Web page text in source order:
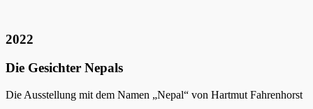
2022
Die Gesichter Nepals
Die Ausstellung mit dem Namen „Nepal“ von Hartmut Fahrenhorst